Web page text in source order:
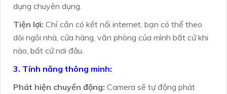
dụng chuyên dụng.
Tiện lợi: Chỉ cần có kết nối internet, bạn có thể theo
dõi ngôi nhà, cửa hàng, văn phòng của mình bất cứ khi
nào, bất cứ nơi đâu.
3. Tính năng thông minh:
Phát hiện chuyển động: Camera sẽ tự động phát